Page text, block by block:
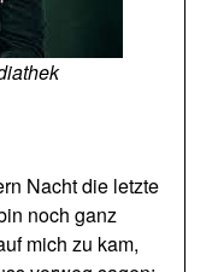
Nacht die letzte
noch ganz
mich zu kam,